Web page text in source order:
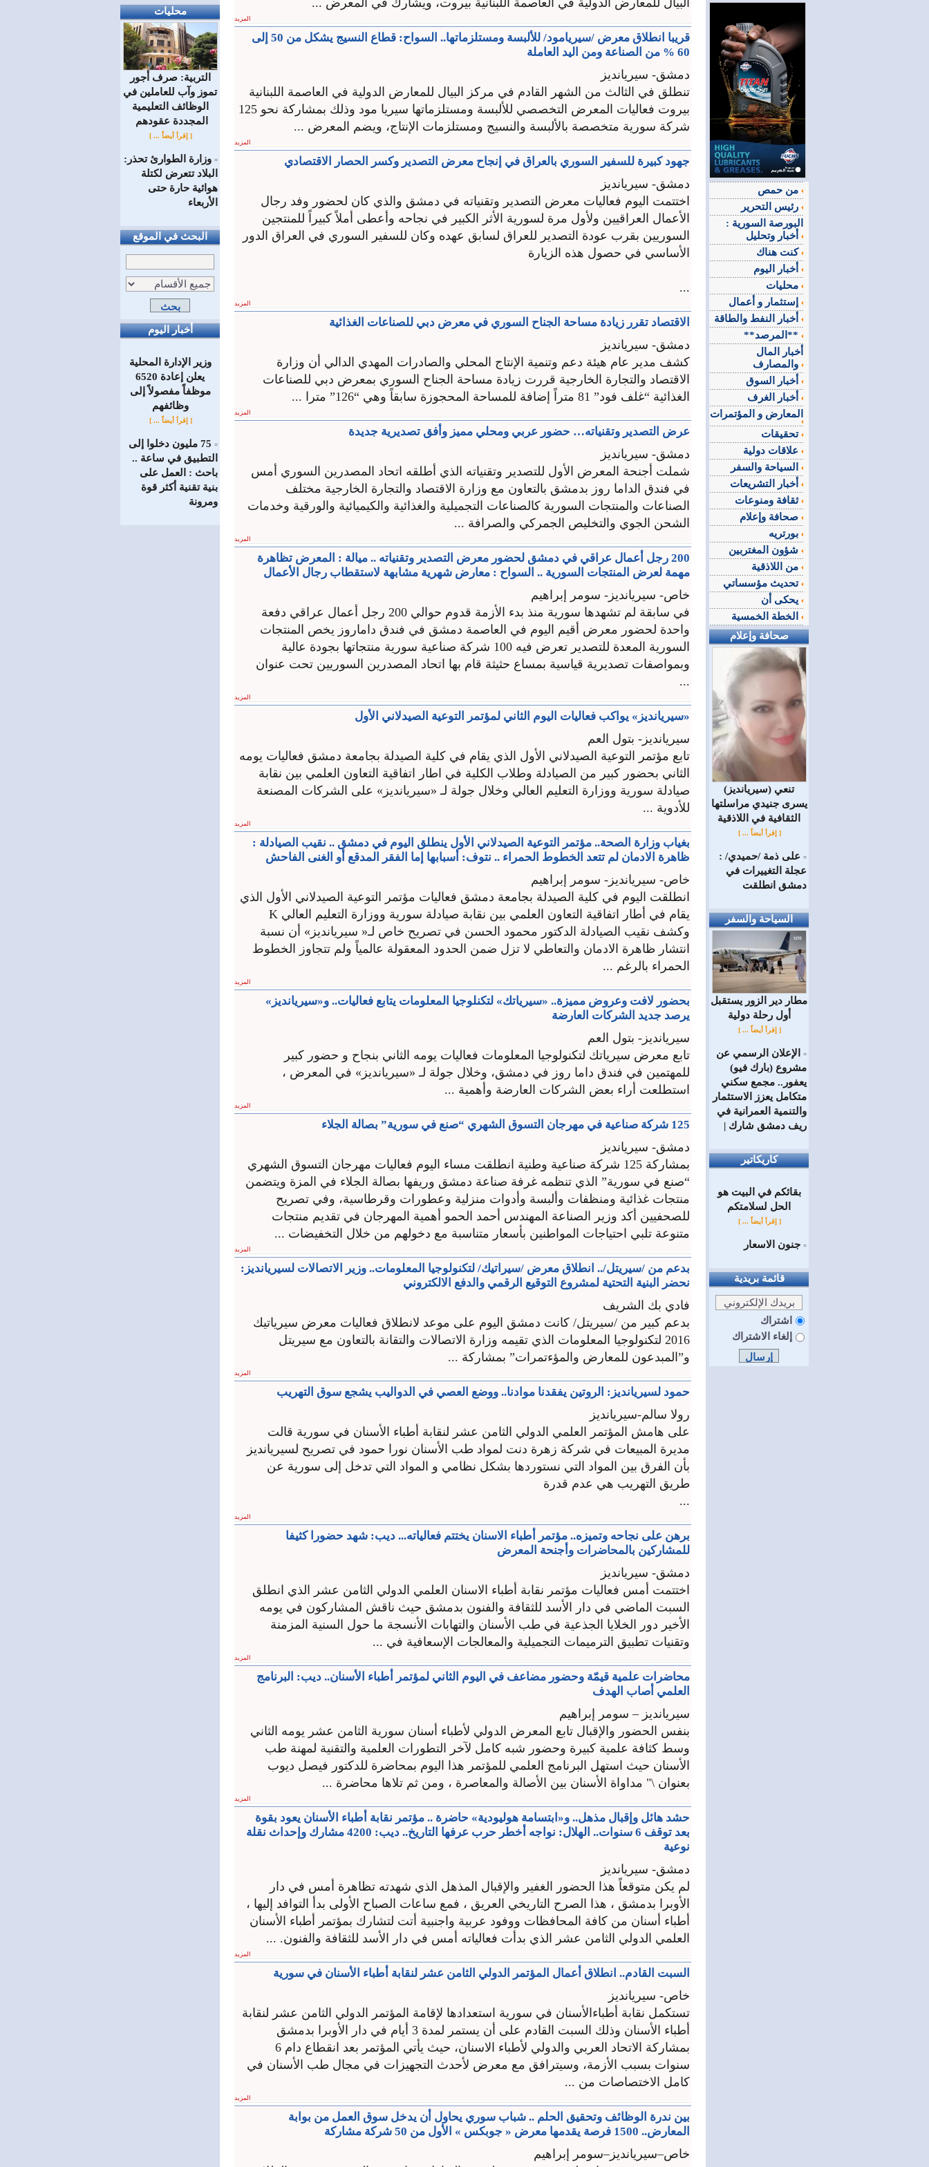
محليات
التربية: صرف أجور
تموز وآب للعاملين في
الوظائف ‏التعليمية
المجددة عقودهم ‏
[ إقرأ أيضاً ... ]
= وزارة الطوارئ تحذر:
البلاد تتعرض لكتلة
هوائية حارة حتى
الأربعاء
البحث في الموقع
أخبار اليوم
وزير الإدارة المحلية
يعلن إعادة 6520
موظفاً مفصولاً إلى
‏وظائفهم
[ إقرأ أيضاً ... ]
=
75 مليون دخلوا إلى
التطبيق في ساعة ..
باحث : العمل على
بنية تقنية أكثر قوة
ومرونة
البيال للمعارض الدولية في العاصمة اللبنانية بيروت، ويشارك في المعرض ...
المزيد
قريبا انطلاق معرض /سيريامود/ للألبسة ومستلزماتها.. السواح: قطاع النسيج يشكل من 50 إلى
60 % من الصناعة ومن اليد العاملة
دمشق- سيريانديز
تنطلق في الثالث من الشهر القادم في مركز البيال للمعارض الدولية في العاصمة اللبنانية
بيروت فعاليات المعرض التخصصي للألبسة ومستلزماتها سيريا مود وذلك بمشاركة نحو 125
شركة سورية متخصصة بالألبسة والنسيج ومستلزمات الإنتاج، ويضم المعرض ...
المزيد
جهود كبيرة للسفير السوري بالعراق في إنجاح معرض التصدير وكسر الحصار الاقتصادي
دمشق- سيريانديز
اختتمت اليوم فعاليات معرض التصدير وتقنياته في دمشق والذي كان لحضور وفد رجال
الأعمال العراقيين ولأول مرة لسورية الأثر الكبير في نجاحه وأعطى أملاً كبيراً للمنتجين
السوريين بقرب عودة التصدير للعراق لسابق عهده وكان للسفير السوري في العراق الدور
الأساسي في حصول هذه الزيارة
...
المزيد
الاقتصاد تقرر زيادة مساحة الجناح السوري في معرض دبي للصناعات الغذائية
دمشق- سيريانديز
كشف مدير عام هيئة دعم وتنمية الإنتاج المحلي والصادرات المهدي الدالي أن وزارة
الاقتصاد والتجارة الخارجية قررت زيادة مساحة الجناح السوري بمعرض دبي للصناعات
الغذائية “غلف فود” 81 متراً إضافة للمساحة المحجوزة سابقاً وهي “126” مترا ...
المزيد
عرض التصدير وتقنياته… حضور عربي ومحلي مميز وأفق تصديرية جديدة
دمشق- سيريانديز
شملت أجنحة المعرض الأول للتصدير وتقنياته الذي أطلقه اتحاد المصدرين السوري أمس
في فندق الداما روز بدمشق بالتعاون مع وزارة الاقتصاد والتجارة الخارجية مختلف
الصناعات والمنتجات السورية كالصناعات التجميلية والغذائية والكيميائية والورقية وخدمات
الشحن الجوي والتخليص الجمركي والصرافة ...
المزيد
200 رجل أعمال عراقي في دمشق لحضور معرض التصدير وتقنياته .. ميالة : المعرض تظاهرة
مهمة لعرض المنتجات السورية .. السواح : معارض شهرية مشابهة لاستقطاب رجال الأعمال
خاص- سيريانديز- سومر إبراهيم
في سابقة لم تشهدها سورية منذ بدء الأزمة قدوم حوالي 200 رجل أعمال عراقي دفعة
واحدة لحضور معرض أقيم اليوم في العاصمة دمشق في فندق داماروز يخص المنتجات
السورية المعدة للتصدير تعرض فيه 100 شركة صناعية سورية منتجاتها بجودة عالية
وبمواصفات تصديرية قياسية بمساع حثيثة قام بها اتحاد المصدرين السوريين تحت عنوان
...
المزيد
«سيريانديز» يواكب فعاليات اليوم الثاني لمؤتمر التوعية الصيدلاني الأول
سيريانديز- بتول العم
تابع مؤتمر التوعية الصيدلاني الأول الذي يقام في كلية الصيدلة بجامعة دمشق فعاليات يومه
الثاني بحضور كبير من الصيادلة وطلاب الكلية في اطار اتفاقية التعاون العلمي بين نقابة
صيادلة سورية ووزارة التعليم العالي وخلال جولة لـ «سيريانديز» على الشركات المصنعة
للأدوية ...
المزيد
بغياب وزارة الصحة.. مؤتمر التوعية الصيدلاني الأول ينطلق اليوم في دمشق .. نقيب الصيادلة :
ظاهرة الادمان لم تتعد الخطوط الحمراء .. نتوف: أسبابها إما الفقر المدقع أو الغنى الفاحش
خاص- سيريانديز- سومر إبراهيم
انطلقت اليوم في كلية الصيدلة بجامعة دمشق فعاليات مؤتمر التوعية الصيدلاني الأول الذي
يقام في أطار اتفاقية التعاون العلمي بين نقابة صيادلة سورية ووزارة التعليم العالي K
وكشف نقيب الصيادلة الدكتور محمود الحسن في تصريح خاص لـ« سيريانديز» أن نسبة
انتشار ظاهرة الادمان والتعاطي لا تزل ضمن الحدود المعقولة عالمياً ولم تتجاوز الخطوط
الحمراء بالرغم ...
المزيد
بحضور لافت وعروض مميزة.. «سيرياتك» لتكنلوجيا المعلومات يتابع فعاليات.. و«سيريانديز»
يرصد جديد الشركات العارضة
سيريانديز- بتول العم
تابع معرض سيرياتك لتكنولوجيا المعلومات فعاليات يومه الثاني بنجاح و حضور كبير
للمهتمين في فندق داما روز في دمشق، وخلال جولة لـ «سيريانديز» في المعرض ،
استطلعت أراء بعض الشركات العارضة وأهمية ...
المزيد
125 شركة صناعية في مهرجان التسوق الشهري “صنع في سورية” بصالة الجلاء
دمشق- سيريانديز
بمشاركة 125 شركة صناعية وطنية انطلقت مساء اليوم فعاليات مهرجان التسوق الشهري
“صنع في سورية” الذي تنظمه غرفة صناعة دمشق وريفها بصالة الجلاء في المزة ويتضمن
منتجات غذائية ومنظفات وألبسة وأدوات منزلية وعطورات وقرطاسية، وفي تصريح
للصحفيين أكد وزير الصناعة المهندس أحمد الحمو أهمية المهرجان في تقديم منتجات
متنوعة تلبي احتياجات المواطنين بأسعار متناسبة مع دخولهم من خلال التخفيضات ...
المزيد
بدعم من /سيريتل/.. انطلاق معرض /سيراتيك/ لتكنولوجيا المعلومات.. وزير الاتصالات لسيريانديز:
نحضر البنية التحتية لمشروع التوقيع الرقمي والدفع الالكتروني
فادي بك الشريف
بدعم كبير من /سيريتل/ كانت دمشق اليوم على موعد لانطلاق فعاليات معرض سيرياتيك
2016 لتكنولوجيا المعلومات الذي تقيمه وزارة الاتصالات والتقانة بالتعاون مع سيريتل
و”المبدعون للمعارض والمؤءتمرات” بمشاركة ...
المزيد
حمود لسيريانديز: الروتين يفقدنا موادنا.. ووضع العصي في الدواليب يشجع سوق التهريب
رولا سالم-سيريانديز
على هامش المؤتمر العلمي الدولي الثامن عشر لنقابة أطباء الأسنان في سورية قالت
مديرة المبيعات في شركة زهرة دنت لمواد طب الأسنان نورا حمود في تصريح لسيريانديز
بأن الفرق بين المواد التي نستوردها بشكل نظامي و المواد التي تدخل إلى سورية عن
طريق التهريب هي عدم قدرة
...
المزيد
برهن على نجاحه وتميزه.. مؤتمر أطباء الاسنان يختتم فعالياته... ديب: شهد حضورا كثيفا
للمشاركين بالمحاضرات وأجنحة المعرض
دمشق- سيريانديز
اختتمت أمس فعاليات مؤتمر نقابة أطباء الاسنان العلمي الدولي الثامن عشر الذي انطلق
السبت الماضي في دار الأسد للثقافة والفنون بدمشق حيث ناقش المشاركون في يومه
الأخير دور الخلايا الجذعية في طب الأسنان والتهابات الأنسجة ما حول السنية المزمنة
وتقنيات تطبيق الترميمات التجميلية والمعالجات الإسعافية في ...
المزيد
محاضرات علمية قيمّة وحضور مضاعف في اليوم الثاني لمؤتمر أطباء الأسنان.. ديب: البرنامج
العلمي أصاب الهدف
سيريانديز – سومر إبراهيم
بنفس الحضور والإقبال تابع المعرض الدولي لأطباء أسنان سورية الثامن عشر يومه الثاني
وسط كثافة علمية كبيرة وحضور شبه كامل لآخر التطورات العلمية والتقنية لمهنة طب
الأسنان حيث استهل البرنامج العلمي للمؤتمر هذا اليوم بمحاضرة للدكتور فيصل ديوب
بعنوان \" مداواة الأسنان بين الأصالة والمعاصرة ، ومن ثم تلاها محاضرة ...
المزيد
حشد هائل وإقبال مذهل.. و«ابتسامة هوليودية» حاضرة .. مؤتمر نقابة أطباء الأسنان يعود بقوة
بعد توقف 6 سنوات.. الهلال: نواجه أخطر حرب عرفها التاريخ.. ديب: 4200 مشارك وإحداث نقلة
نوعية
دمشق- سيريانديز
لم يكن متوقعاً هذا الحضور الغفير والإقبال المذهل الذي شهدته تظاهرة أمس في دار
الأوبرا بدمشق ، هذا الصرح التاريخي العريق ، فمع ساعات الصباح الأولى بدأ التوافد إليها ،
أطباء أسنان من كافة المحافظات ووفود عربية واجنبية أتت لتشارك بمؤتمر أطباء الأسنان
العلمي الدولي الثامن عشر الذي بدأت فعالياته أمس في دار الأسد للثقافة والفنون. ...
المزيد
السبت القادم.. انطلاق أعمال المؤتمر الدولي الثامن عشر لنقابة أطباء الأسنان في سورية
خاص- سيريانديز
تستكمل نقابة أطباءالأسنان في سورية استعدادها لإقامة المؤتمر الدولي الثامن عشر لنقابة
أطباء الأسنان وذلك السبت القادم على أن يستمر لمدة 3 أيام في دار الأوبرا بدمشق
بمشاركة الاتحاد العربي والدولي لأطباء الاسنان، حيث يأتي المؤتمر بعد انقطاع دام 6
سنوات بسبب الأزمة، وسيترافق مع معرض لأحدث التجهيزات في مجال طب الأسنان في
كامل الاختصاصات من ...
المزيد
بين ندرة الوظائف وتحقيق الحلم .. شباب سوري يحاول أن يدخل سوق العمل من بوابة
المعارض.. 1500 فرصة يقدمها معرض « جوبكس » الأول من 50 شركة مشاركة
خاص–سيريانديز–سومر إبراهيم
البورصة السورية :
كنت هناك
**المرصد**
أخبار المال
المعارض و المؤتمرات
تحقيقات
ثقافة ومنوعات
تحديث مؤسساتي
صحافة وإعلام
(سيريانديز) تنعي
يسرى جنيدي مراسلتها
الثقافية في اللاذقية
[ إقرأ أيضاً ... ]
= على ذمة /حميدي/ :
عجلة التغييرات في
دمشق انطلقت
السياحة والسفر
مطار دير الزور يستقبل
أول رحلة دولية
[ إقرأ أيضاً ... ]
=
الإعلان الرسمي عن
مشروع (بارك فيو)
يعفور.. مجمع سكني
متكامل يعزز الاستثمار
والتنمية العمرانية في
ريف دمشق شارك |
كاريكاتير
بقائكم في البيت هو
الحل لسلامتكم
[ إقرأ أيضاً ... ]
= جنون الاسعار
قائمة بريدية
اشتراك
إلغاء الاشتراك